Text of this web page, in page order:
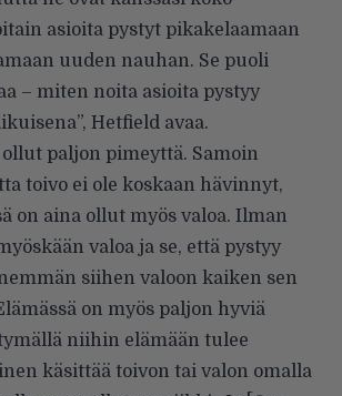
asioita pystyt pikakelaamaan
uuden nauhan. Se puoli
– miten noita asioita pystyy
Hetfield avaa.
ollut paljon pimeyttä. Samoin
toivo ei ole koskaan hävinnyt,
on aina ollut myös valoa. Ilman
valoa ja se, että pystyy
siihen valoon kaiken sen
on myös paljon hyviä
niihin elämään tulee
käsittää toivon tai valon omalla